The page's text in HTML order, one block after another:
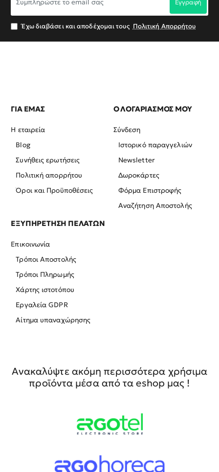
το
σας
Εγγραφή
Έχω διαβάσει και αποδέχομαι τους Πολιτική Απορρήτου
ΓΙΑ ΕΜΑΣ
Η εταιρεία
Blog
Συνήθεις ερωτήσεις
Πολιτική απορρήτου
Όροι και Προϋποθέσεις
Ο ΛΟΓΑΡΙΑΣΜΟΣ ΜΟΥ
Σύνδεση
Ιστορικό παραγγελιών
Newsletter
Δωροκάρτες
Φόρμα Επιστροφής
Αναζήτηση Αποστολής
ΕΞΥΠΗΡΕΤΗΣΗ ΠΕΛΑΤΩΝ
Επικοινωνία
Τρόποι Αποστολής
Τρόποι Πληρωμής
Χάρτης ιστοτόπου
Εργαλεία GDPR
Αίτημα υπαναχώρησης
Ανακαλύψτε ακόμη περισσότερα χρήσιμα
προϊόντα μέσα από τα eshop μας !